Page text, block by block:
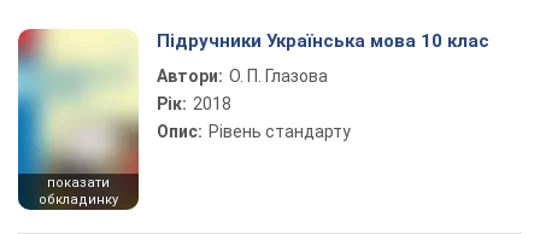
показати
обкладинку
Підручники Українська мова 10 клас
Автори: О. П. Глазова
Рік: 2018
Опис: Рівень стандарту